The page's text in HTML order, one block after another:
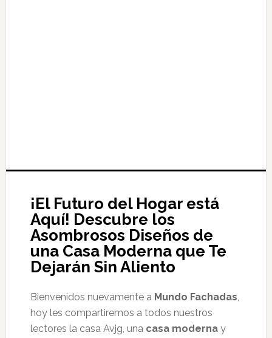
¡El Futuro del Hogar está
Aquí! Descubre los
Asombrosos Diseños de
una Casa Moderna que Te
Dejarán Sin Aliento
Bienvenidos nuevamente a Mundo Fachadas,
hoy les compartiremos a todos nuestros
lectores la casa Avjg, una casa modernay